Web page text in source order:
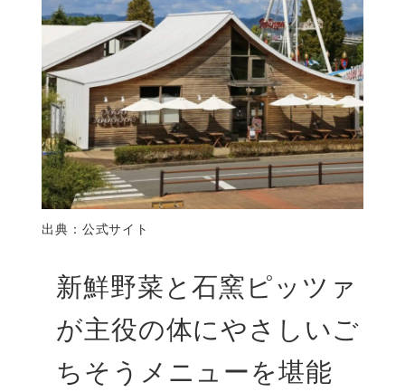
出典：公式サイト
新鮮野菜と石窯ピッツァ
が主役の体にやさしいご
ちそうメニューを堪能